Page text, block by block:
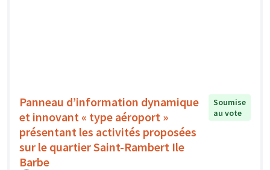
Panneau d’information dynamique
et innovant « type aéroport »
présentant les activités proposées
sur le quartier Saint-Rambert Ile
Barbe
Soumise
au vote